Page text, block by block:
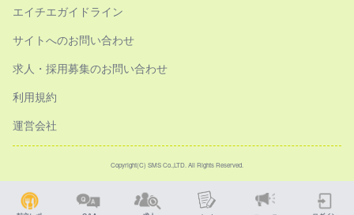
エイチエガイドライン
サイトへのお問い合わせ
求人・採用募集のお問い合わせ
利用規約
運営会社
Copyright(C) SMS Co.,LTD. All Rights Reserved.